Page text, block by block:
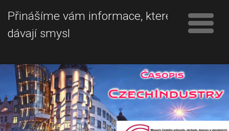
Přinášíme vám informace, které
dávají smysl